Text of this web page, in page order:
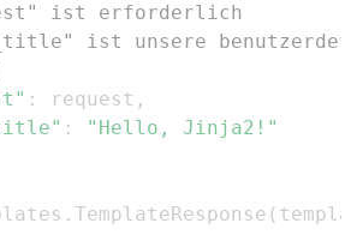
ist erforderlich
ist unsere
: request ,
:
"Hello, Jinja2!"
. TemplateResponse (